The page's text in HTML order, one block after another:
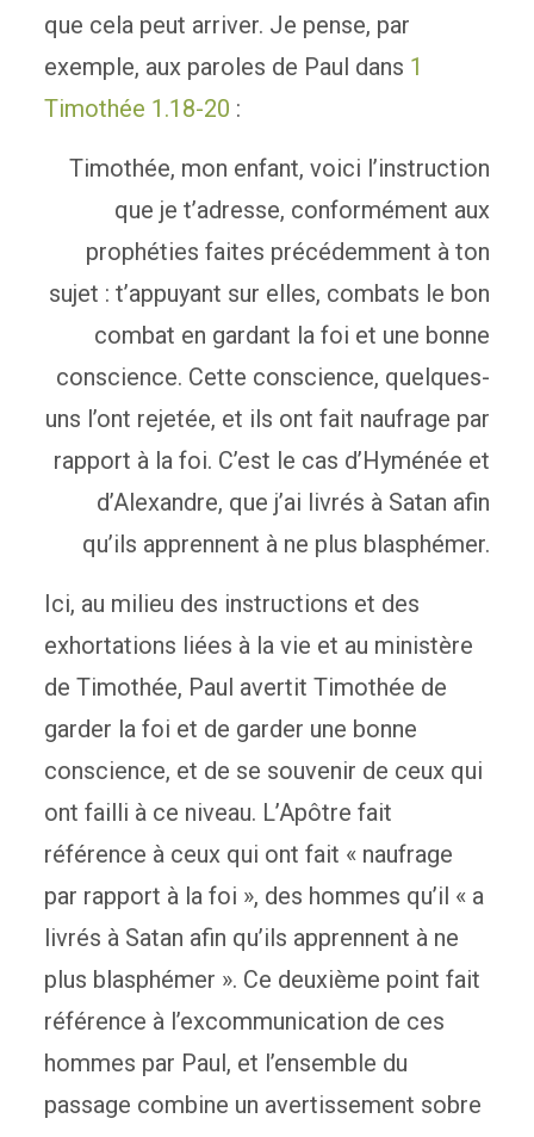
que cela peut arriver. Je pense, par
exemple, aux paroles de Paul dans 1
Timothée 1.18-20 :
Timothée, mon enfant, voici l’instruction
que je t’adresse, conformément aux
prophéties faites précédemment à ton
sujet : t’appuyant sur elles, combats le bon
combat en gardant la foi et une bonne
conscience. Cette conscience, quelques-
uns l’ont rejetée, et ils ont fait naufrage par
rapport à la foi. C’est le cas d’Hyménée et
d’Alexandre, que j’ai livrés à Satan afin
qu’ils apprennent à ne plus blasphémer.
Ici, au milieu des instructions et des
exhortations liées à la vie et au ministère
de Timothée, Paul avertit Timothée de
garder la foi et de garder une bonne
conscience, et de se souvenir de ceux qui
ont failli à ce niveau. L’Apôtre fait
référence à ceux qui ont fait « naufrage
par rapport à la foi », des hommes qu’il « a
livrés à Satan afin qu’ils apprennent à ne
plus blasphémer ». Ce deuxième point fait
référence à l’excommunication de ces
hommes par Paul, et l’ensemble du
passage combine un avertissement sobre